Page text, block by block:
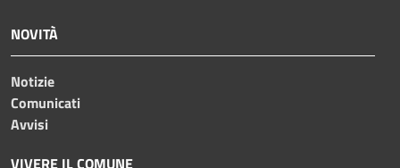
NOVITÀ
Notizie
Comunicati
Avvisi
VIVERE IL COMUNE